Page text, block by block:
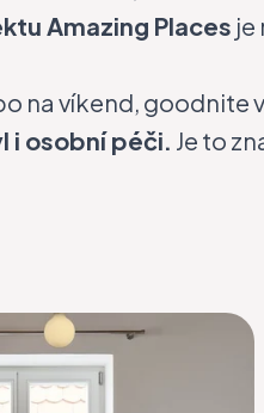
Amazing Places je
na víkend, goodnite
i osobní péči. Je to